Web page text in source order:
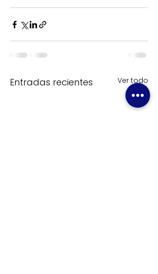
Entradas recientes Ver todo